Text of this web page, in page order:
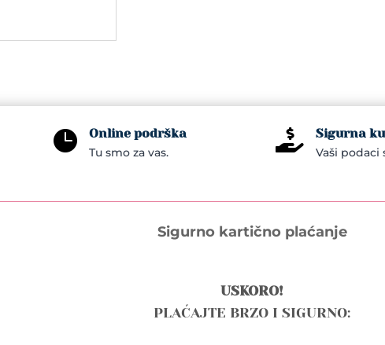
 Online podrška
Tu smo za vas.  Sigurna
Vaši podaci
Sigurno kartično plaćanje
USKORO!
PLAĆAJTE BRZO I SIGURNO: